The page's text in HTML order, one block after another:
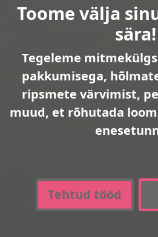
Toome välja
sära!
Tegeleme
pakkumisega,
ripsmete värvimist,
muud, et rõhutada
Tehtud tööd